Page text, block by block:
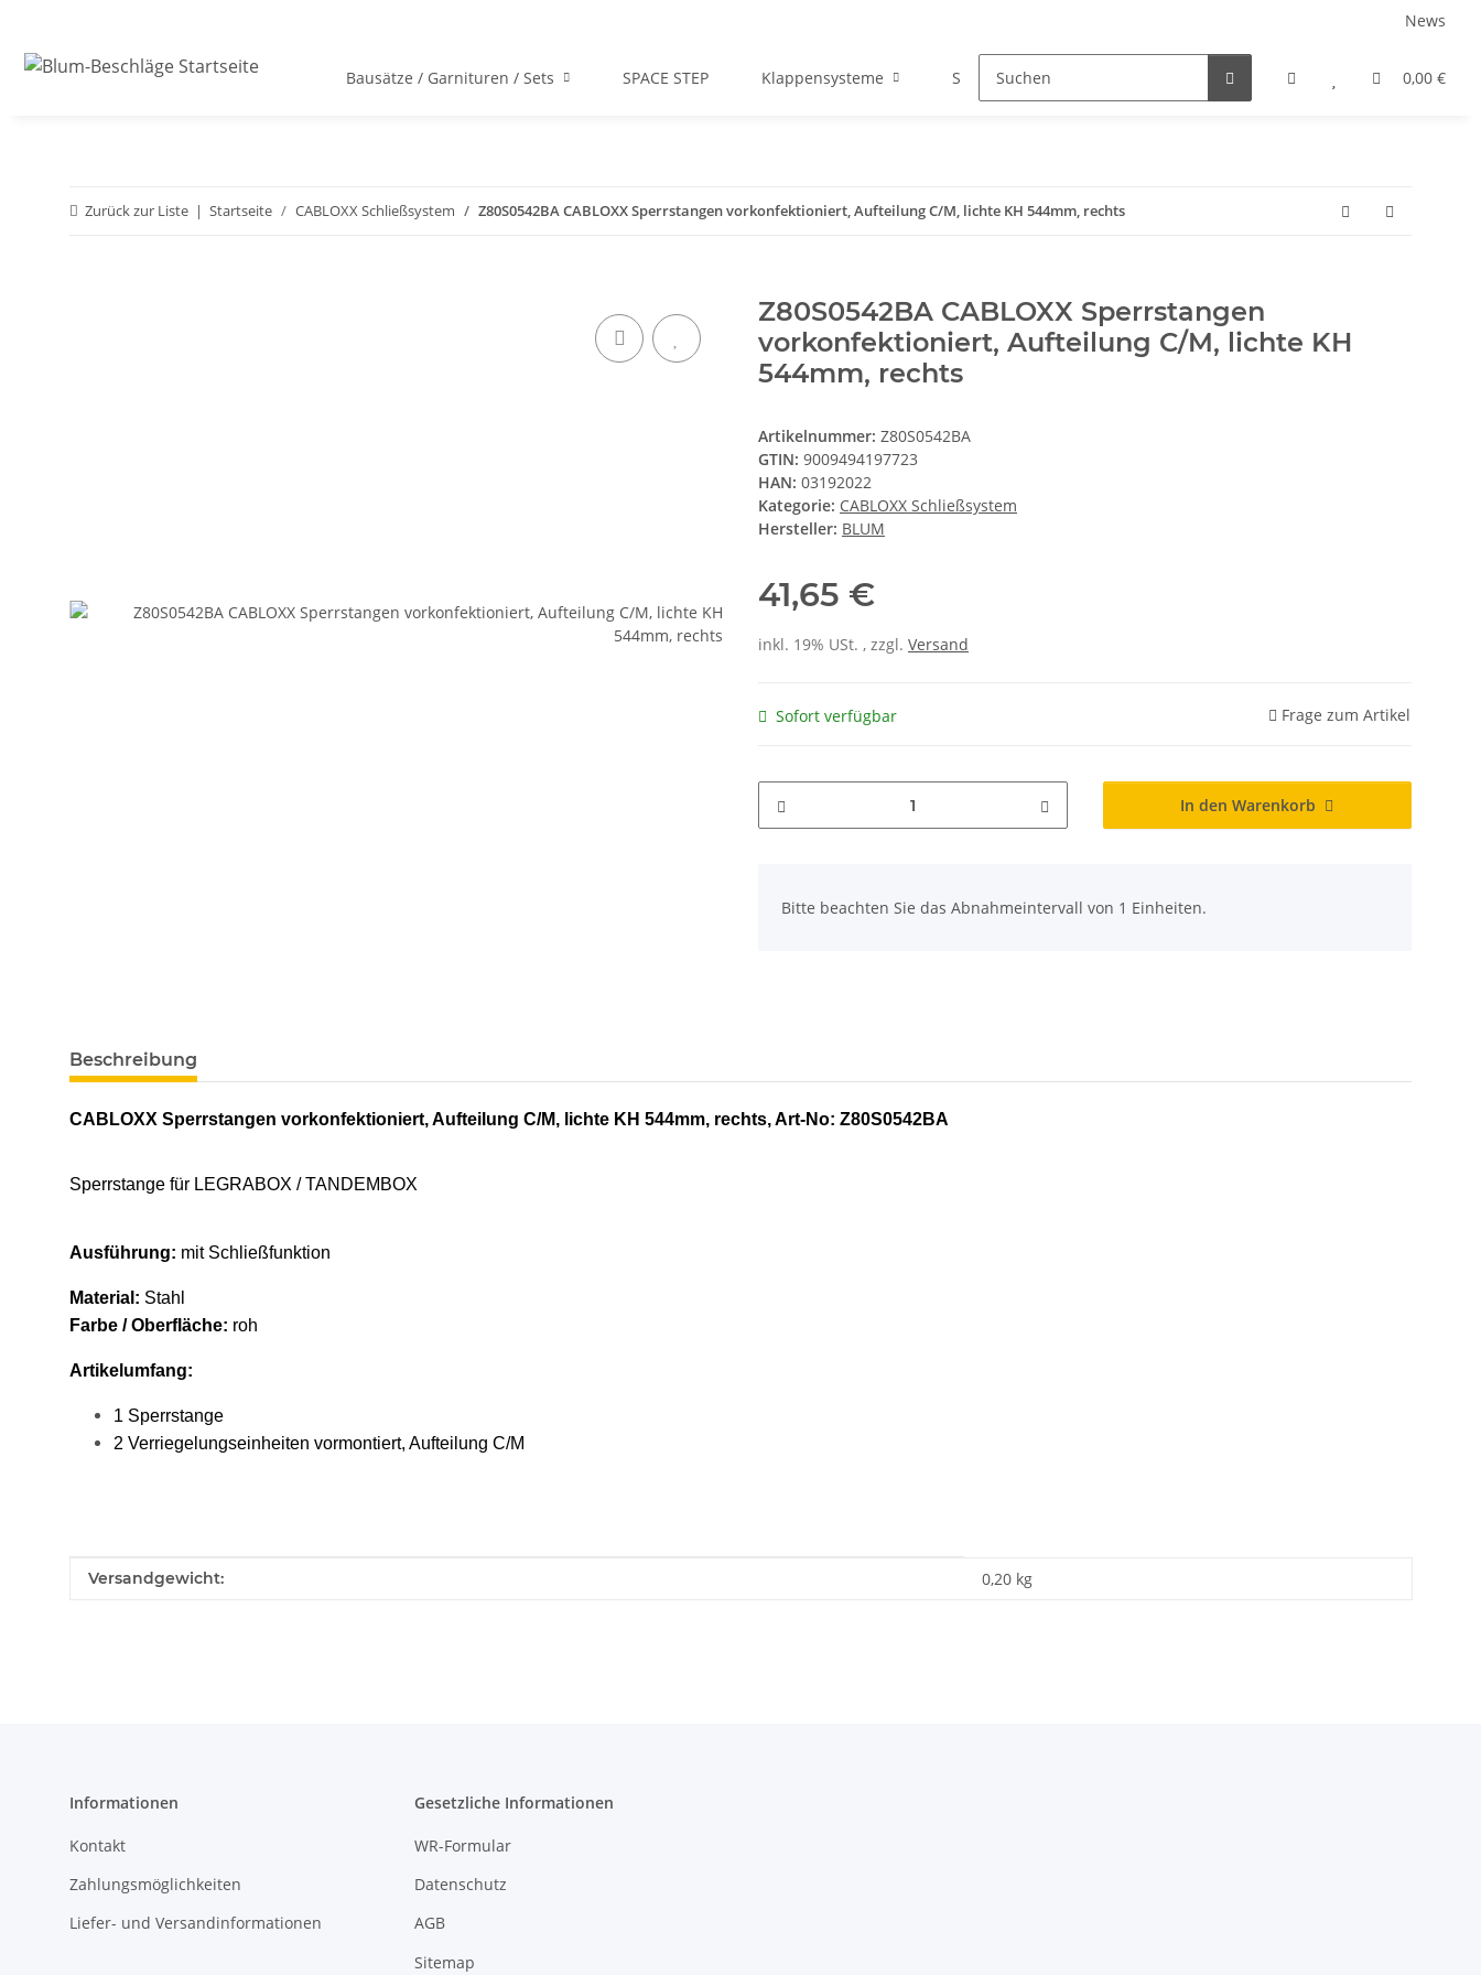
News
0,00 €
Bausätze / Garnituren / Sets SPACE STEP Klappensysteme Scharniersysteme Auszugsysteme
Zurück zur Liste Startseite CABLOXX Schließsystem Z80S0542BA CABLOXX Sperrstangen vorkonfektioniert, Aufteilung C/M, lichte KH 544mm, rechts
Z80S0542BA CABLOXX Sperrstangen
vorkonfektioniert, Aufteilung C/M, lichte KH
544mm, rechts
Artikelnummer: Z80S0542BA
GTIN: 9009494197723
HAN: 03192022
Kategorie: CABLOXX Schließsystem
Hersteller: BLUM
41,65 €
inkl. 19% USt. , zzgl. Versand
Sofort verfügbar Frage zum Artikel
In den Warenkorb
Bitte beachten Sie das Abnahmeintervall von 1 Einheiten.
weitere Registerkarten anzeigen
Beschreibung
CABLOXX Sperrstangen vorkonfektioniert, Aufteilung C/M, lichte KH 544mm, rechts, Art-No: Z80S0542BA
Sperrstange für LEGRABOX / TANDEMBOX
Ausführung: mit Schließfunktion
Material: Stahl
Farbe / Oberfläche: roh
Artikelumfang:
1 Sperrstange
2 Verriegelungseinheiten vormontiert, Aufteilung C/M
Produkteigenschaft
Wert
Versandgewicht: 0,20 kg
Informationen
Kontakt
Zahlungsmöglichkeiten
Liefer- und Versandinformationen
Gesetzliche Informationen
WR-Formular
Datenschutz
AGB
Sitemap